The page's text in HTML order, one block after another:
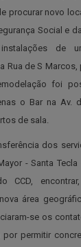
procurar novo
Social e
de
Rua de S
foi
o Bar na Av.
de sala.
dos
- Santa
CCD,
área
se os
permitir